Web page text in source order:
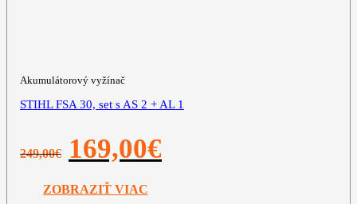
Akumulátorový vyžínač
STIHL FSA 30, set s AS 2 + AL 1
249,00€
Pôvodná
cena
249,00€.
169,00€
ZOBRAZIŤ VIAC